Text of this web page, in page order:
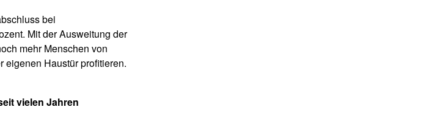
bei
Mit der Ausweitung der
mehr Menschen von
eigenen Haustür profitieren.
vielen Jahren